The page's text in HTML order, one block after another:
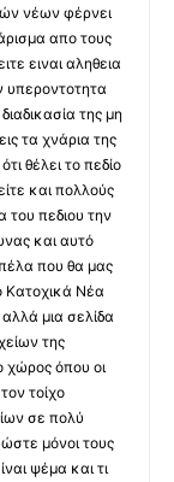
νέων φέρνει
απο τους
ειναι αληθεια
υπεροντοτητα
της μη
τα χνάρια της
θέλει το πεδίο
και πολλούς
πεδιου την
και αυτό
που θα μας
Κατοχικά Νέα
μια σελίδα
της
χώρος όπου οι
τοίχο
σε πολύ
μόνοι τους
ψέμα και τι